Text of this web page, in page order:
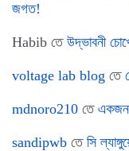
জগত!
Habib তে উদ্ভাবনী
voltage lab blog তে
mdnoro210 তে একজন
sandipwb তে সি